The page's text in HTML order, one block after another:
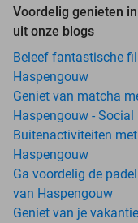
Voordelig genieten
uit onze blogs
Beleef fantastische
Haspengouw
Geniet van matcha
Haspengouw - Social
Buitenactiviteiten
Haspengouw
Ga voordelig de
van Haspengouw
Geniet van je